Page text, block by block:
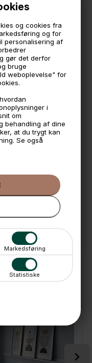
og cookies fra
og for
personalisering af
gør det derfor
bruge
weboplevelse" for
i
om
behandling af dine
at du trygt kan
Se også
Markedsføring
Statistiske
af Como boghylde.
ca 11 cm i
på hverdage
på lager
med GLS